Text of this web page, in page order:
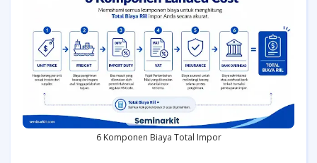
6 Komponen Biaya Total Impor